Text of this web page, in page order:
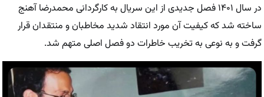
در سال ۱۴۰۱ فصل جدیدی از این سریال به کارگردانی محمدرضا آهنج
ساخته شد که کیفیت آن مورد انتقاد شدید مخاطبان و منتقدان قرار
گرفت و به نوعی به تخریب خاطرات دو فصل اصلی متهم شد.